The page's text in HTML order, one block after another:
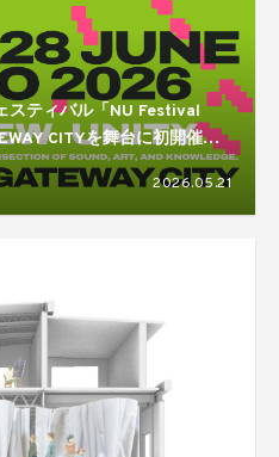
スティバル「NU Festival
CITYを舞台に初開催。
Nathan Fake、Two Shellら
2026.05.21